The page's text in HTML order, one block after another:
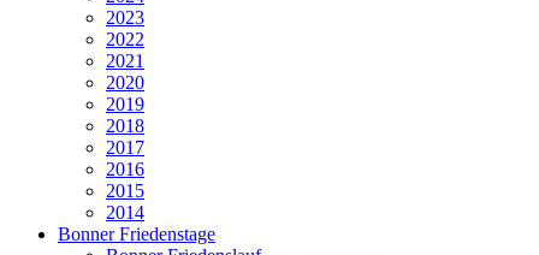
2023
2022
2021
2020
2019
2018
2017
2016
2015
2014
Bonner Friedenstage